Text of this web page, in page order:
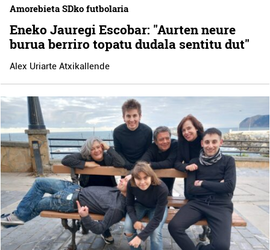
Amorebieta SDko futbolaria
Eneko Jauregi Escobar: "Aurten neure
burua berriro topatu dudala sentitu dut"
Alex Uriarte Atxikallende